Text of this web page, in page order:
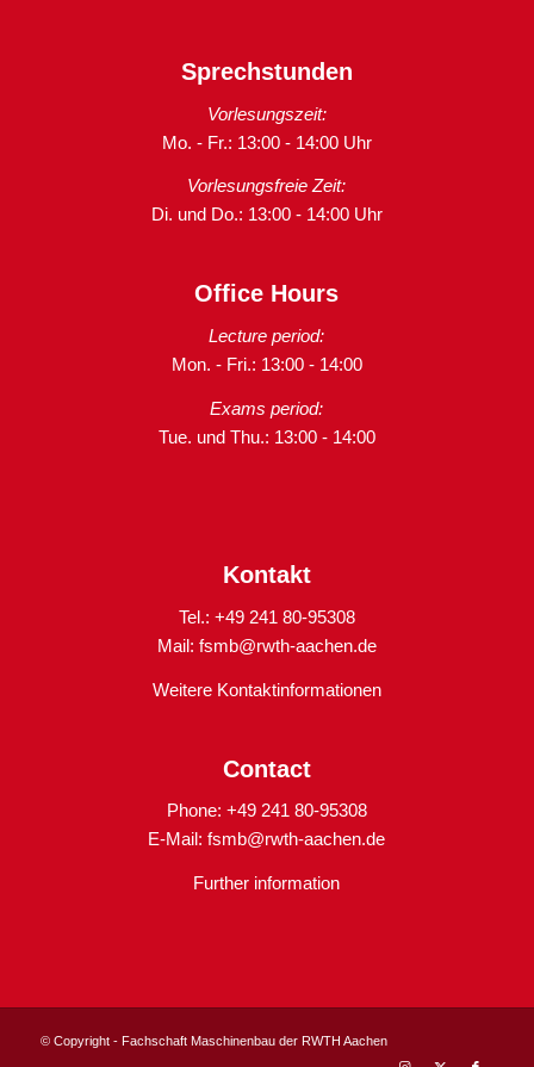
Sprechstunden
Vorlesungszeit:
Mo. - Fr.: 13:00 - 14:00 Uhr
Vorlesungsfreie Zeit:
Di. und Do.: 13:00 - 14:00 Uhr
Office Hours
Lecture period:
Mon. - Fri.: 13:00 - 14:00
Exams period:
Tue. und Thu.: 13:00 - 14:00
Kontakt
Tel.: +49 241 80-95308
Mail: fsmb@rwth-aachen.de
Weitere Kontaktinformationen
Contact
Phone: +49 241 80-95308
E-Mail:fsmb@rwth-aachen.de
Further information
© Copyright - Fachschaft Maschinenbau der RWTH Aachen